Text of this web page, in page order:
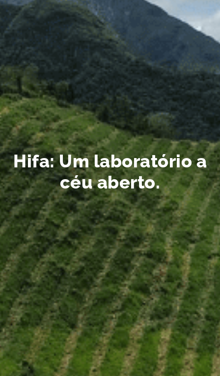
Hifa: Um laboratório a
céu aberto.